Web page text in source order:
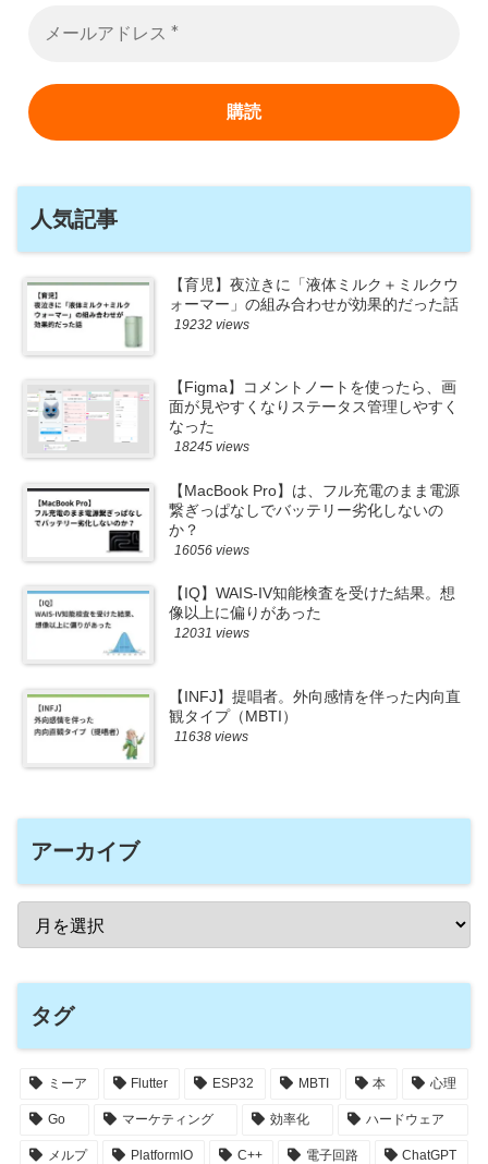
人気記事
【育児】夜泣きに「液体ミルク＋ミルクウ
ォーマー」の組み合わせが効果的だった話
19232 views
【Figma】コメントノートを使ったら、画
面が見やすくなりステータス管理しやすく
なった
18245 views
【MacBook Pro】は、フル充電のまま電源
繋ぎっぱなしでバッテリー劣化しないの
か？
16056 views
【IQ】WAIS-IV知能検査を受けた結果。想
像以上に偏りがあった
12031 views
【INFJ】提唱者。外向感情を伴った内向直
観タイプ（MBTI）
11638 views
アーカイブ
タグ
ミーア Flutter ESP32 MBTI 本 心理
Go マーケティング 効率化 ハードウェア
メルプ PlatformIO C++ 電子回路 ChatGPT